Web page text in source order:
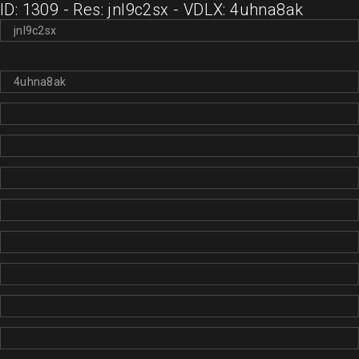
ID: 1309 - Res: jnl9c2sx - VDLX: 4uhna8ak